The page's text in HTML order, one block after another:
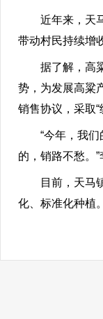
近年来，天马
带动村民持续增
据了解，高粱
势，为发展高粱
销售协议，采取
“今年，我们的
的，销路不愁。”
目前，天马镇
化、标准化种植